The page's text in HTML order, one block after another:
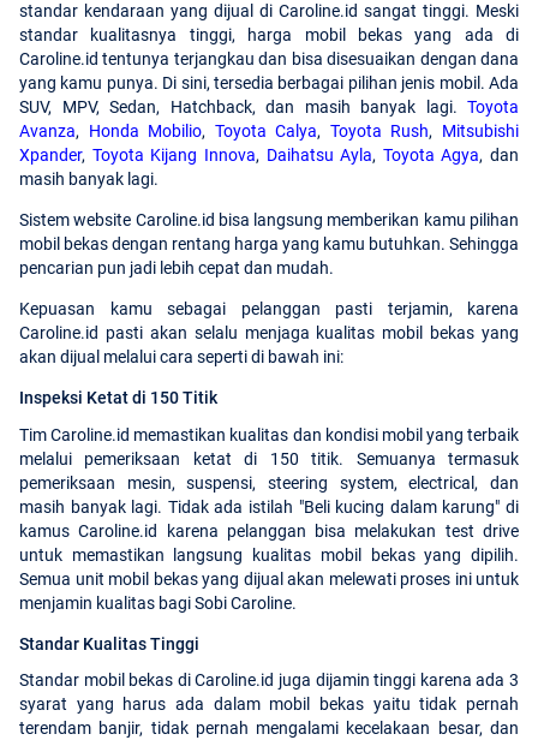
standar kendaraan yang dijual di Caroline.id sangat tinggi. Meski
standar kualitasnya tinggi, harga mobil bekas yang ada di
Caroline.id tentunya terjangkau dan bisa disesuaikan dengan dana
yang kamu punya. Di sini, tersedia berbagai pilihan jenis mobil. Ada
SUV, MPV, Sedan, Hatchback, dan masih banyak lagi. Toyota
Avanza, Honda Mobilio, Toyota Calya, Toyota Rush, Mitsubishi
Xpander, Toyota Kijang Innova, Daihatsu Ayla, Toyota Agya, dan
masih banyak lagi.
Sistem website Caroline.id bisa langsung memberikan kamu pilihan
mobil bekas dengan rentang harga yang kamu butuhkan. Sehingga
pencarian pun jadi lebih cepat dan mudah.
Kepuasan kamu sebagai pelanggan pasti terjamin, karena
Caroline.id pasti akan selalu menjaga kualitas mobil bekas yang
akan dijual melalui cara seperti di bawah ini:
Inspeksi Ketat di 150 Titik
Tim Caroline.id memastikan kualitas dan kondisi mobil yang terbaik
melalui pemeriksaan ketat di 150 titik. Semuanya termasuk
pemeriksaan mesin, suspensi, steering system, electrical, dan
masih banyak lagi. Tidak ada istilah "Beli kucing dalam karung" di
kamus Caroline.id karena pelanggan bisa melakukan test drive
untuk memastikan langsung kualitas mobil bekas yang dipilih.
Semua unit mobil bekas yang dijual akan melewati proses ini untuk
menjamin kualitas bagi Sobi Caroline.
Standar Kualitas Tinggi
Standar mobil bekas di Caroline.id juga dijamin tinggi karena ada 3
syarat yang harus ada dalam mobil bekas yaitu tidak pernah
terendam banjir, tidak pernah mengalami kecelakaan besar, dan